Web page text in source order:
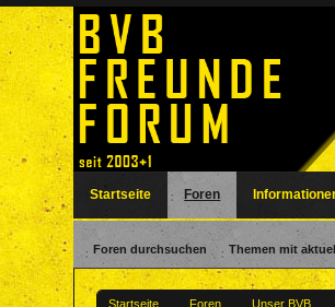
Startseite Foren Unser BVB
Startseite Foren
Foren durchsuchen Themen mit